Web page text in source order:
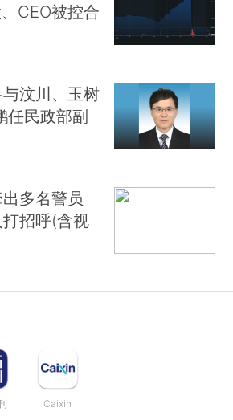
CEO被控合
汶川、玉树
任民政部副
多名警员
招呼(含视
Caixin